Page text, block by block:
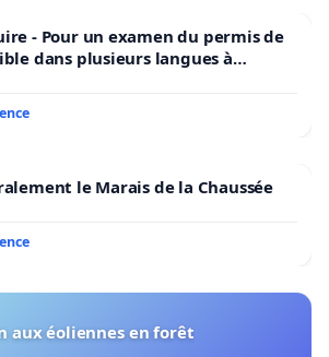
- Pour un examen du permis de
dans plusieurs langues à
le Marais de la Chaussée
aux éoliennes en forêt